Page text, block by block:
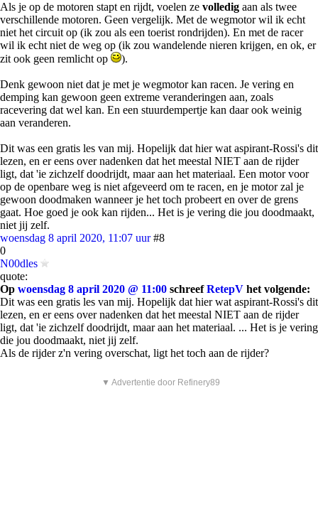
Als je op de motoren stapt en rijdt, voelen ze volledig aan als twee
verschillende motoren. Geen vergelijk. Met de wegmotor wil ik echt
niet het circuit op (ik zou als een toerist rondrijden). En met de racer
wil ik echt niet de weg op (ik zou wandelende nieren krijgen, en ok, er
zit ook geen remlicht op
).
Denk gewoon niet dat je met je wegmotor kan racen. Je vering en
demping kan gewoon geen extreme veranderingen aan, zoals
racevering dat wel kan. En een stuurdempertje kan daar ook weinig
aan veranderen.
Dit was een gratis les van mij. Hopelijk dat hier wat aspirant-Rossi's dit
lezen, en er eens over nadenken dat het meestal NIET aan de rijder
ligt, dat 'ie zichzelf doodrijdt, maar aan het materiaal. Een motor voor
op de openbare weg is niet afgeveerd om te racen, en je motor zal je
gewoon doodmaken wanneer je het toch probeert en over de grens
gaat. Hoe goed je ook kan rijden... Het is je vering die jou doodmaakt,
niet jij zelf.
woensdag 8 april 2020, 11:07 uur #8
0
N00dles
quote:
Op woensdag 8 april 2020 @ 11:00 schreefRetepV het volgende:
Dit was een gratis les van mij. Hopelijk dat hier wat aspirant-Rossi's dit
lezen, en er eens over nadenken dat het meestal NIET aan de rijder
ligt, dat 'ie zichzelf doodrijdt, maar aan het materiaal. ... Het is je vering
die jou doodmaakt, niet jij zelf.
Als de rijder z'n vering overschat, ligt het toch aan de rijder?
▼ Advertentie door Refinery89